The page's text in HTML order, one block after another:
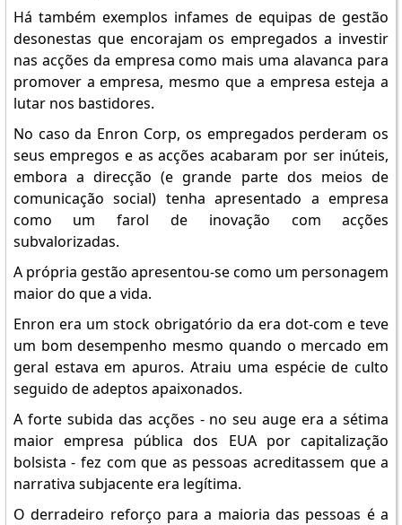
Há também exemplos infames de equipas de gestão
desonestas que encorajam os empregados a investir
nas acções da empresa como mais uma alavanca para
promover a empresa, mesmo que a empresa esteja a
lutar nos bastidores.
No caso da Enron Corp, os empregados perderam os
seus empregos e as acções acabaram por ser inúteis,
embora a direcção (e grande parte dos meios de
comunicação social) tenha apresentado a empresa
como um farol de inovação com acções
subvalorizadas.
A própria gestão apresentou-se como um personagem
maior do que a vida.
Enron era um stock obrigatório da era dot-com e teve
um bom desempenho mesmo quando o mercado em
geral estava em apuros. Atraiu uma espécie de culto
seguido de adeptos apaixonados.
A forte subida das acções - no seu auge era a sétima
maior empresa pública dos EUA por capitalização
bolsista - fez com que as pessoas acreditassem que a
narrativa subjacente era legítima.
O derradeiro reforço para a maioria das pessoas é a